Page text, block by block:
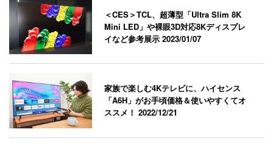
＜CES＞TCL、超薄型「Ultra Slim 8K
Mini LED」や裸眼3D対応8Kディスプレ
イなど参考展示2023/01/07
家族で楽しむ4Kテレビに、ハイセンス
「A6H」がお手頃価格＆使いやすくてオ
ススメ！2022/12/21